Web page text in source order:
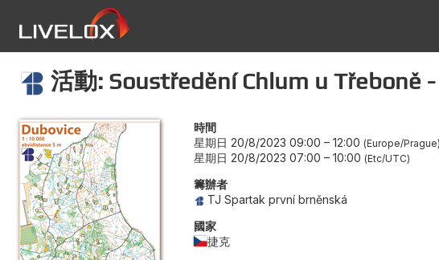
活動: Soustředění Chlum u Třeboně
時間
星期日 20/8/2023 09:00 – 12:00 Europe/Prague
星期日 20/8/2023 07:00 – 10:00 Etc/UTC
籌辦者
TJ Spartak první brněnská
國家
捷克